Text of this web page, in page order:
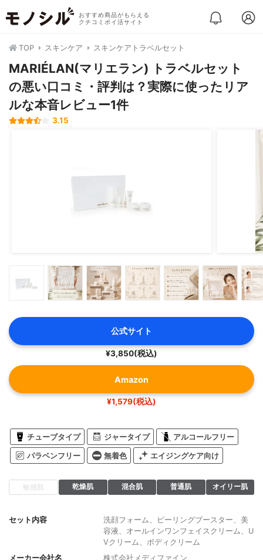
おすすめ商品がもらえる
クチコミポイ活サイト
TOP スキンケア スキンケアトラベルセット
MARIÉLAN(マリエラン) トラベルセット
の悪い口コミ・評判は？実際に使ったリア
ルな本音レビュー1件
3.15
公式サイト
¥3,850(税込)
Amazon
¥1,579(税込)
チューブタイプ ジャータイプ アルコールフリー
パラベンフリー 無着色 エイジングケア向け
敏感肌 乾燥肌 混合肌 普通肌 オイリー肌
セット内容
洗顔フォーム、ピーリングブースター、美
容液、オールインワンフェイスクリーム、U
Vクリーム、ボディクリーム
メーカー会社名
株式会社メディファイン